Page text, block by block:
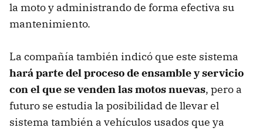
la moto y administrando de forma efectiva su
mantenimiento.
La compañía también indicó que este sistema
hará parte del proceso de ensamble y servicio
con el que se venden las motos nuevas, pero a
futuro se estudia la posibilidad de llevar el
sistema también a vehículos usados que ya